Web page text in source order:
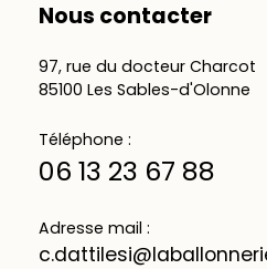
Nous contacter
97, rue du docteur Charcot
85100 Les Sables-d'Olonne
Téléphone :
06 13 23 67 88
Adresse mail :